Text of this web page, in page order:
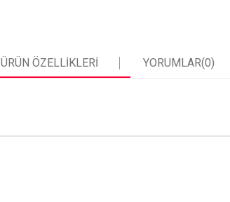
ÜRÜN ÖZELLIKLERI YORUMLAR(0)